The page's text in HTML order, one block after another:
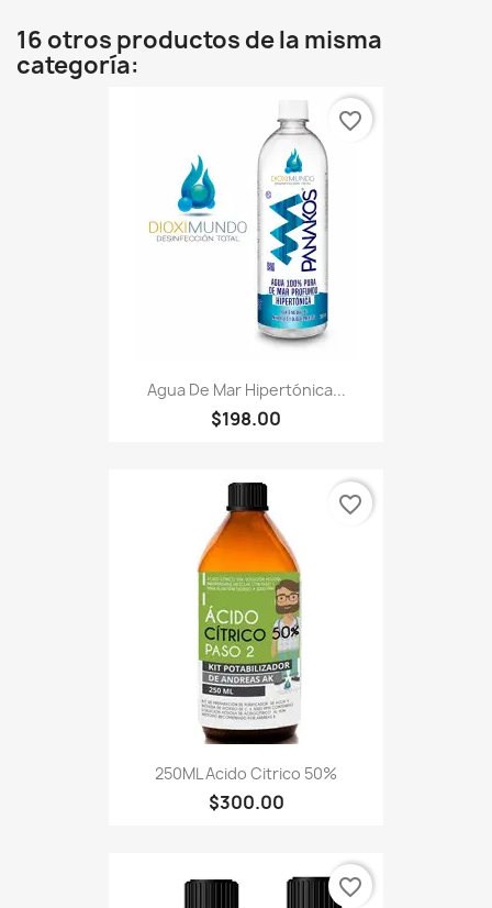
16 otros productos de la misma
categoría:
Agua De Mar Hipertónica...
$198.00
favorite_border
250ML Acido Citrico 50%
$300.00
favorite_border
favorite_border